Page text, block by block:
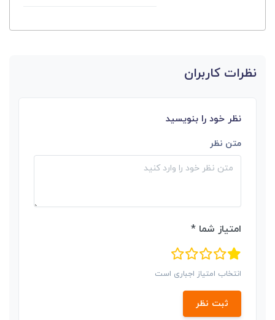
نظرات کاربران
نظر خود را بنویسید
متن نظر
امتیاز شما *
انتخاب امتیاز اجباری است
ثبت نظر